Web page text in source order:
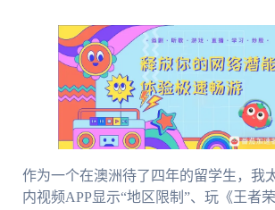
作为一个在澳洲待了四年的留学生，我
内视频APP显示“地区限制”、玩《王者